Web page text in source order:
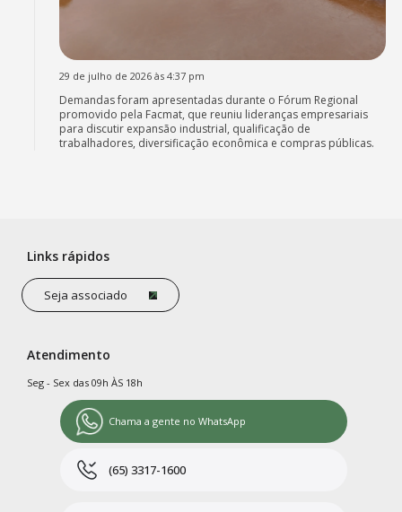
29 de julho de 2026 às 4:37 pm
Demandas foram apresentadas durante o Fórum Regional
promovido pela Facmat, que reuniu lideranças empresariais
para discutir expansão industrial, qualificação de
trabalhadores, diversificação econômica e compras públicas.
Links rápidos
Seja associado
Atendimento
Seg - Sex das 09h ÀS 18h
Chama a gente no WhatsApp
(65) 3317-1600